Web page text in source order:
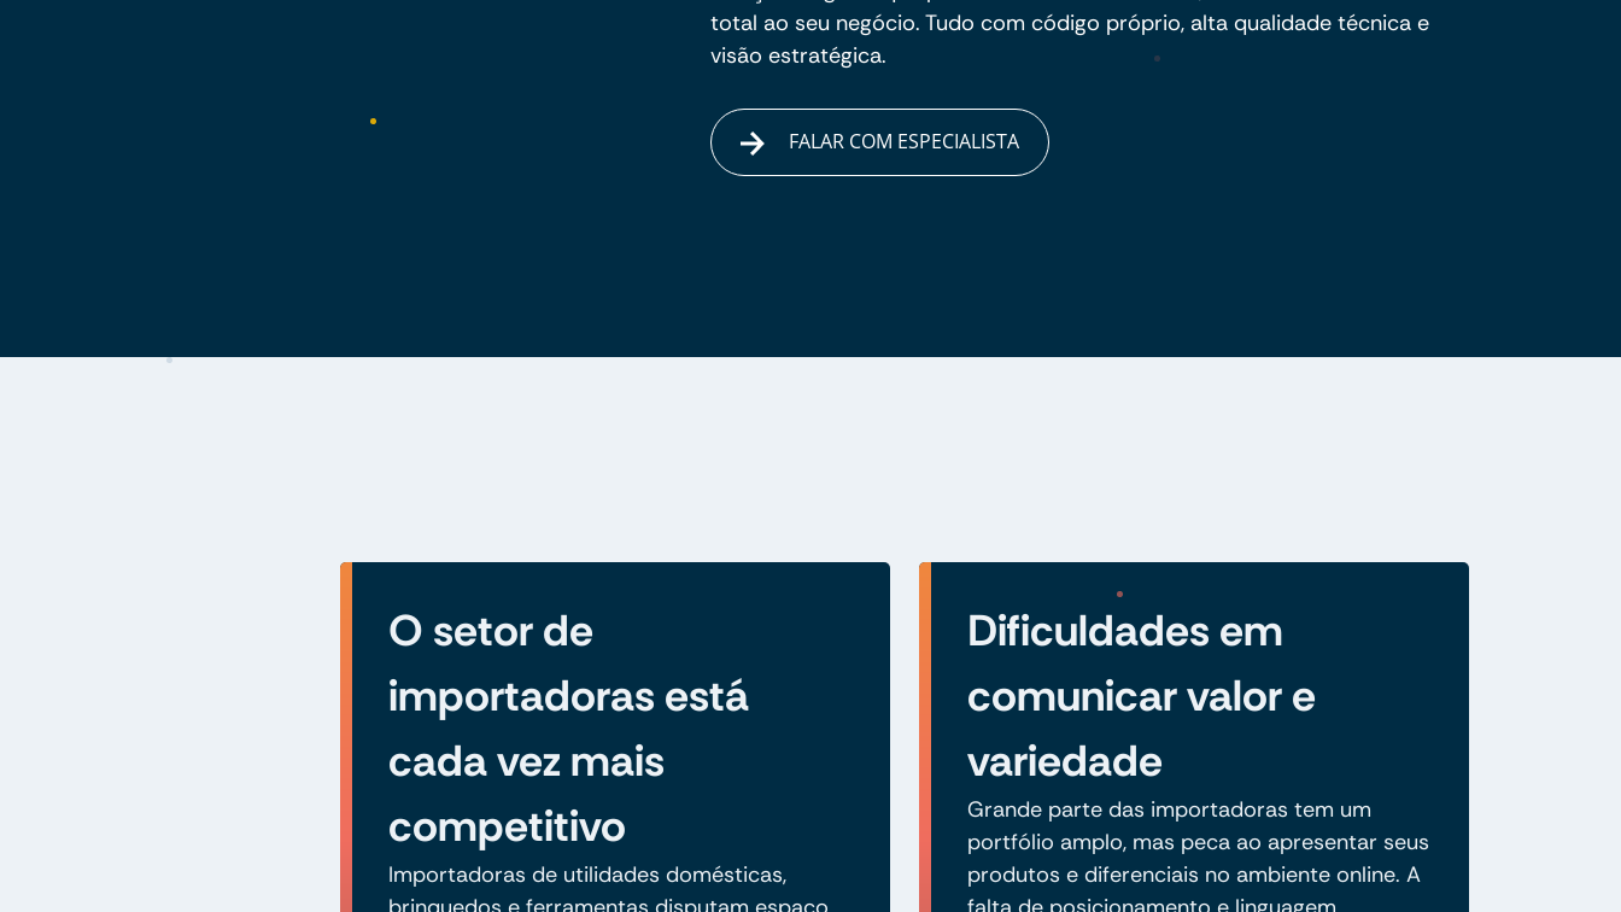
total ao seu negócio. Tudo com código próprio, alta qualidade técnica e
visão estratégica.
FALAR COM ESPECIALISTA
O setor de
importadoras está
cada vez mais
competitivo
Importadoras de utilidades domésticas,
Dificuldades em
comunicar valor e
variedade
Grande parte das importadoras tem um
portfólio amplo, mas peca ao apresentar seus
produtos e diferenciais no ambiente online. A